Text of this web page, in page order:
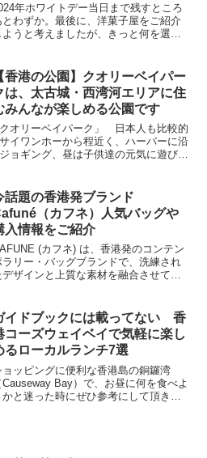
年ホワイトデー当日まで残すところ
とわずか。最後に、洋菓子屋をご紹介
ようと考えましたが、きっと何を選ん
店を紹介し、行ってみたけどちょっと
う、となるのは申し訳ないので最後は
松三越をご案内します
香港の公園】クオリーベイパー
は、太古城・西湾河エリアに住
みんなが楽しめる公園です
オリーベイパーク」 日本人も比較的
イワンホーから程近く、ハーバーに沿
ョギング、昼は子供達の元気に遊び、
話題の香港発ブランド
（カフネ）人気バッグや
入情報をご紹介
(カフネ) は、香港発のコンテン
ラリー・バッグブランドで、洗練され
デザインと上質な素材を融合させてい
人気上昇中！ さっそく、CAFUNEの
ランドコンセプトや商品特性、店舗情
をご紹介しましょう
イドブックには載ってない 香
コーズウェイベイで気軽に楽し
るローカルランチ7選
ョッピングに便利な香港島の銅鑼湾
Causeway Bay）で、お昼に何を食べよ
かと迷った時にぜひ参考にして頂きた